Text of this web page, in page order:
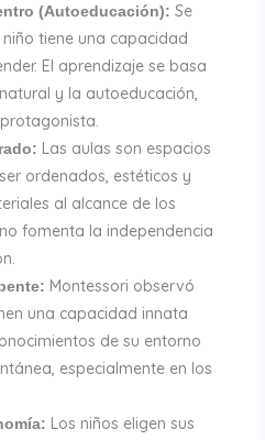
(Autoeducación): Se
tiene una capacidad
El aprendizaje se basa
y la autoeducación,
Las aulas son espacios
ordenados, estéticos y
al alcance de los
fomenta la independencia
: Montessori observó
una capacidad innata
de su entorno
especialmente en los
Los niños eligen sus